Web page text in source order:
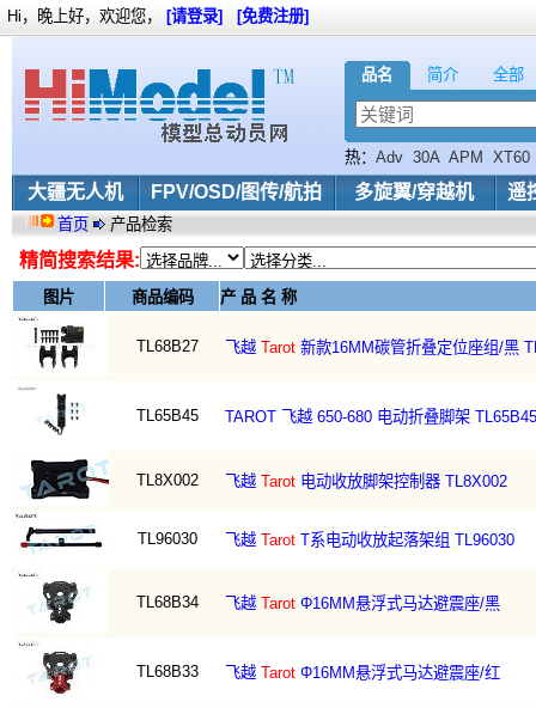
品名 简介 全部
热： Adv 30A APM XT60
大疆无人机 FPV/OSD/图传/航拍 多旋翼/穿越机 遥
Hi，晚上好，欢迎您， [请登录] [免费注册]
首页 产品检索
精简搜索结果:
图片 商品编码 产 品 名 称
TL68B27 飞越 Tarot 新款16MM碳管折叠定位座组/黑
TL65B45 TAROT 飞越 650-680 电动折叠脚架
TL8X002 飞越 Tarot 电动收放脚架控制器 TL8X002
TL96030 飞越 Tarot T系电动收放起落架组 TL96030
TL68B34 飞越 Tarot Φ16MM悬浮式马达避震座/黑
TL68B33 飞越 Tarot Φ16MM悬浮式马达避震座/红